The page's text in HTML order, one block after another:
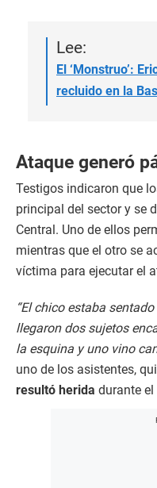
Lee:
El ‘Monstruo’:
recluido en la
Ataque generó
Testigos indicaron que
principal del sector y se
Central. Uno de ellos
mientras que el otro se
víctima para ejecutar el
“El chico estaba
llegaron dos sujetos
la esquina y uno vino
uno de los asistentes,
resultó herida durante